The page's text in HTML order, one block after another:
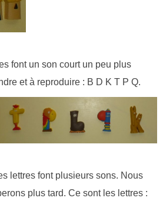
font un son court un peu plus
et à reproduire : B D K T P Q.
lettres font plusieurs sons. Nous
plus tard. Ce sont les lettres :